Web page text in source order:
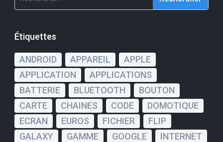
Étiquettes
ANDROID APPAREIL
APPLE
APPLICATION
APPLICATIONS
BATTERIE
BLUETOOTH
BOUTON
CARTE
CHAINES CODE
DOMOTIQUE
ECRAN
EUROS FICHIER
FLIP
GALAXY
GAMME GOOGLE
INTERNET